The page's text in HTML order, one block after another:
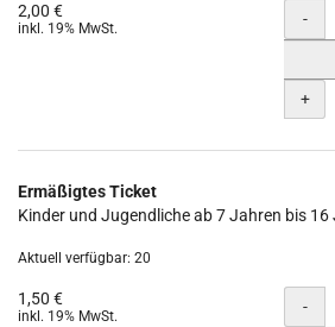
2,00 €
inkl. 19% MwSt.
-
+
Ermäßigtes Ticket
Kinder und Jugendliche ab 7 Jahren bis 16
Aktuell verfügbar: 20
1,50 €
inkl. 19% MwSt.
-